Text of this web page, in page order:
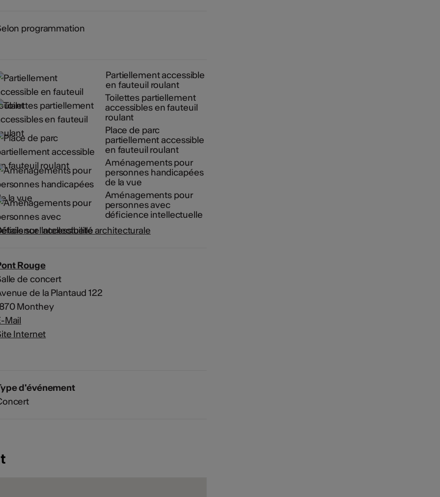
programmation
Partiellement accessible
en fauteuil roulant
Toilettes partiellement
accessibles en fauteuil
roulant
Place de parc
partiellement accessible
en fauteuil roulant
Aménagements pour
personnes handicapées
de la vue
Aménagements pour
personnes avec
déficience intellectuelle
sur l'accessibilité architecturale
Rouge
de concert
de la Plantaud 122
Monthey
Mail
Internet
d'événement